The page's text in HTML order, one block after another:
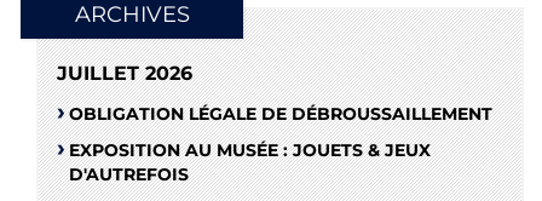
ARCHIVES
JUILLET 2026
OBLIGATION LÉGALE DE DÉBROUSSAILLEMENT
EXPOSITION AU MUSÉE : JOUETS & JEUX
D'AUTREFOIS